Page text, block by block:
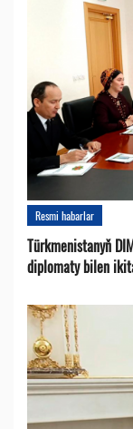
Resmi habarlar
Türkmenistanyň
diplomaty bilen